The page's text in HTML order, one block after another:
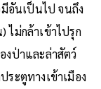
อันเป็นไป จนถึง
ม่กล้าเข้าไปรุก
งป่าและล่าสัตว์
ะตูทางเข้าเมือง